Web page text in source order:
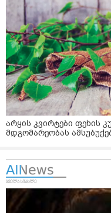
არყის კვირტები ფეხის
მდგომარეობას